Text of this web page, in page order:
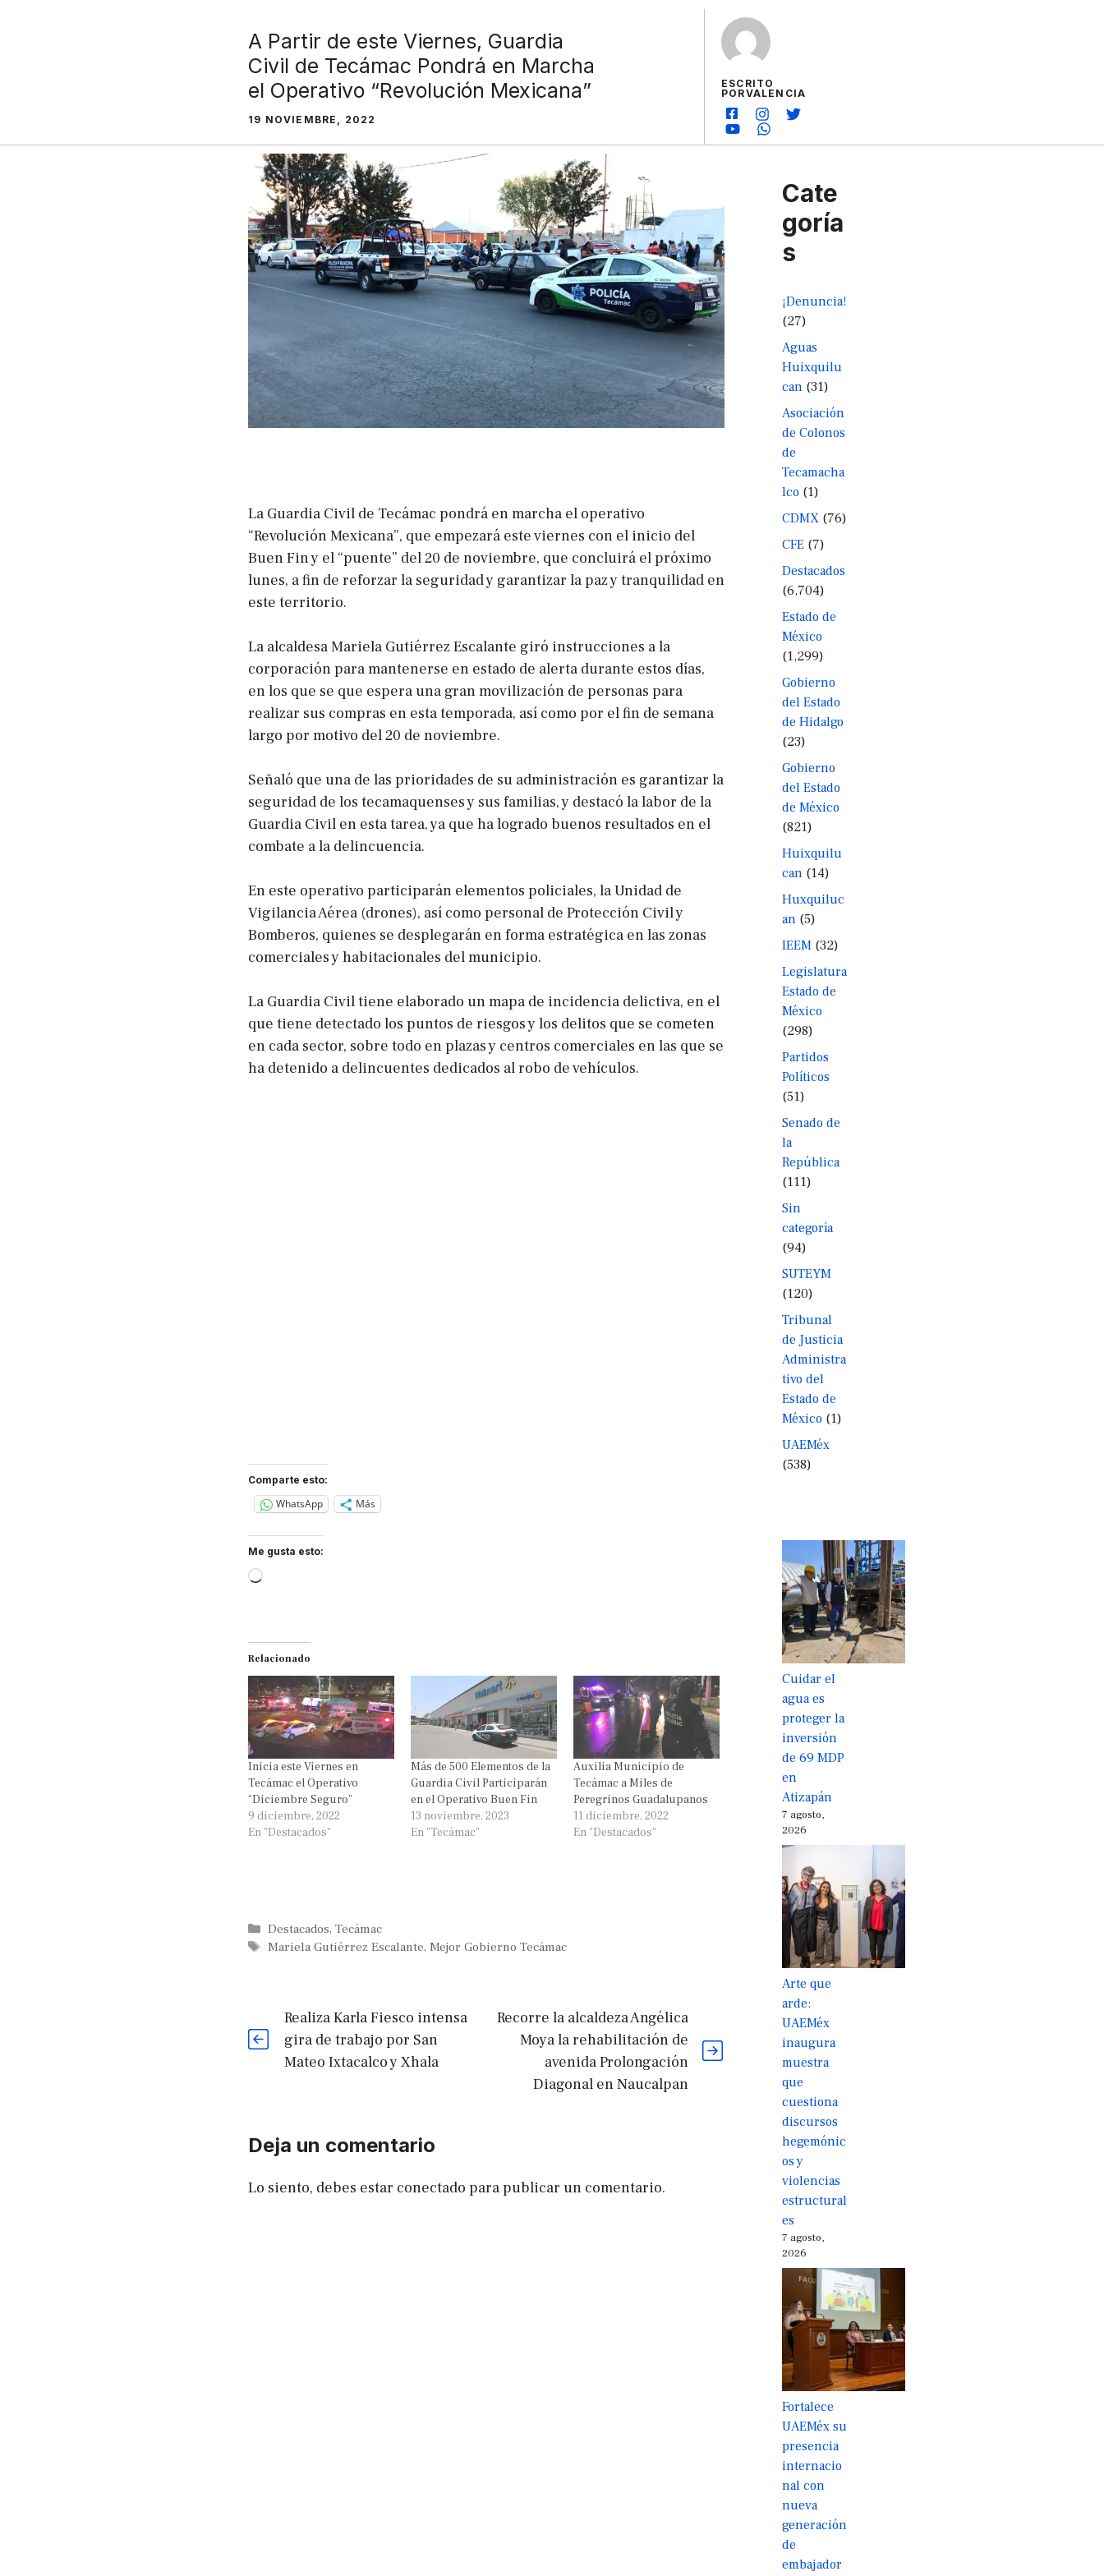
A Partir de este Viernes, Guardia
Civil de Tecámac Pondrá en Marcha
el Operativo “Revolución Mexicana”
19 NOVIEMBRE, 2022
ESCRITO
PORVALENCIA
La Guardia Civil de Tecámac pondrá en marcha el operativo
“Revolución Mexicana”, que empezará este viernes con el inicio del
Buen Fin y el “puente” del 20 de noviembre, que concluirá el próximo
lunes, a fin de reforzar la seguridad y garantizar la paz y tranquilidad en
este territorio.
La alcaldesa Mariela Gutiérrez Escalante giró instrucciones a la
corporación para mantenerse en estado de alerta durante estos días,
en los que se que espera una gran movilización de personas para
realizar sus compras en esta temporada, así como por el fin de semana
largo por motivo del 20 de noviembre.
Señaló que una de las prioridades de su administración es garantizar la
seguridad de los tecamaquenses y sus familias, y destacó la labor de la
Guardia Civil en esta tarea, ya que ha logrado buenos resultados en el
combate a la delincuencia.
En este operativo participarán elementos policiales, la Unidad de
Vigilancia Aérea (drones), así como personal de Protección Civil y
Bomberos, quienes se desplegarán en forma estratégica en las zonas
comerciales y habitacionales del municipio.
La Guardia Civil tiene elaborado un mapa de incidencia delictiva, en el
que tiene detectado los puntos de riesgos y los delitos que se cometen
en cada sector, sobre todo en plazas y centros comerciales en las que se
ha detenido a delincuentes dedicados al robo de vehículos.
Comparte esto:
WhatsApp Más
Me gusta esto:
Loading…
Relacionado
Inicia este Viernes en
Tecámac el Operativo
“Diciembre Seguro”
9 diciembre, 2022
En "Destacados"
Más de 500 Elementos de la
Guardia Civil Participarán
en el Operativo Buen Fin
13 noviembre, 2023
En "Tecámac"
Auxilia Municipio de
Tecámac a Miles de
Peregrinos Guadalupanos
11 diciembre, 2022
En "Destacados"
Categorías
Destacados,Tecámac
Etiquetas
Mariela Gutiérrez Escalante,Mejor Gobierno Tecámac
Realiza Karla Fiesco intensa
gira de trabajo por San
Mateo Ixtacalco y Xhala
Recorre la alcaldeza Angélica
Moya la rehabilitación de
avenida Prolongación
Diagonal en Naucalpan
Deja un comentario
Lo siento, debes estar conectado para publicar un comentario.
Cate
goría
s
¡Denuncia!
(27)
Aguas
Huixquilu
can (31)
Asociación
de Colonos
de
Tecamacha
lco (1)
CDMX (76)
CFE (7)
Destacados
(6,704)
Estado de
México
(1,299)
Gobierno
del Estado
de Hidalgo
(23)
Gobierno
del Estado
de México
(821)
Huixquilu
can (14)
Huxquiluc
an (5)
IEEM (32)
Legislatura
Estado de
México
(298)
Partidos
Políticos
(51)
Senado de
la
República
(111)
Sin
categoría
(94)
SUTEYM
(120)
Tribunal
de Justicia
Administra
tivo del
Estado de
México (1)
UAEMéx
(538)
Cuidar el
agua es
proteger la
inversión
de 69 MDP
en
Atizapán
7 agosto,
2026
Arte que
arde:
UAEMéx
inaugura
muestra
que
cuestiona
discursos
hegemónic
os y
violencias
estructural
es
7 agosto,
2026
Fortalece
UAEMéx su
presencia
internacio
nal con
nueva
generación
de
embajador